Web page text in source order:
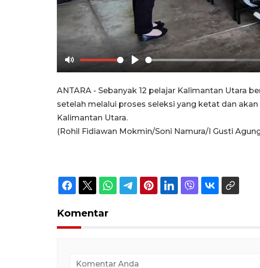
Mute Play
ANTARA - Sebanyak 12 pelajar Kalimantan Utara
setelah melalui proses seleksi yang ketat dan
Kalimantan Utara.
(Rohil Fidiawan Mokmin/Soni Namura/I Gusti
Komentar